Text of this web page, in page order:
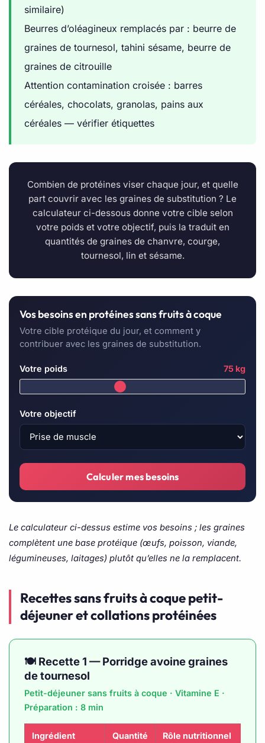
similaire)
Beurres d’oléagineux remplacés par : beurre de
graines de tournesol, tahini sésame, beurre de
graines de citrouille
Attention contamination croisée : barres
céréales, chocolats, granolas, pains aux
céréales — vérifier étiquettes
Combien de protéines viser chaque jour, et quelle
part couvrir avec les graines de substitution ? Le
calculateur ci-dessous donne votre cible selon
votre poids et votre objectif, puis la traduit en
quantités de graines de chanvre, courge,
tournesol, lin et sésame.
Vos besoins en protéines sans fruits à coque
Votre cible protéique du jour, et comment y
contribuer avec les graines de substitution.
Votre poids 75 kg
Votre objectif
Calculer mes besoins
Le calculateur ci-dessus estime vos besoins ; les graines
complètent une base protéique (œufs, poisson, viande,
légumineuses, laitages) plutôt qu’elles ne la remplacent.
Recettes sans fruits à coque petit-
déjeuner et collations protéinées
🍽️ Recette 1 — Porridge avoine graines
de tournesol
Petit-déjeuner sans fruits à coque · Vitamine E ·
Préparation : 8 min
Ingrédient Quantité Rôle nutritionnel